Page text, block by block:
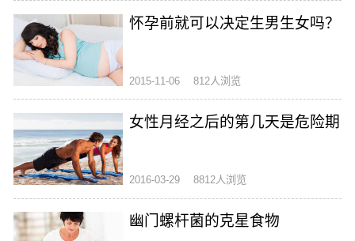
怀孕前就可以决定生男生女吗？
2015-11-06 812人浏览
女性月经之后的第几天是危险期
2016-03-29 8812人浏览
幽门螺杆菌的克星食物